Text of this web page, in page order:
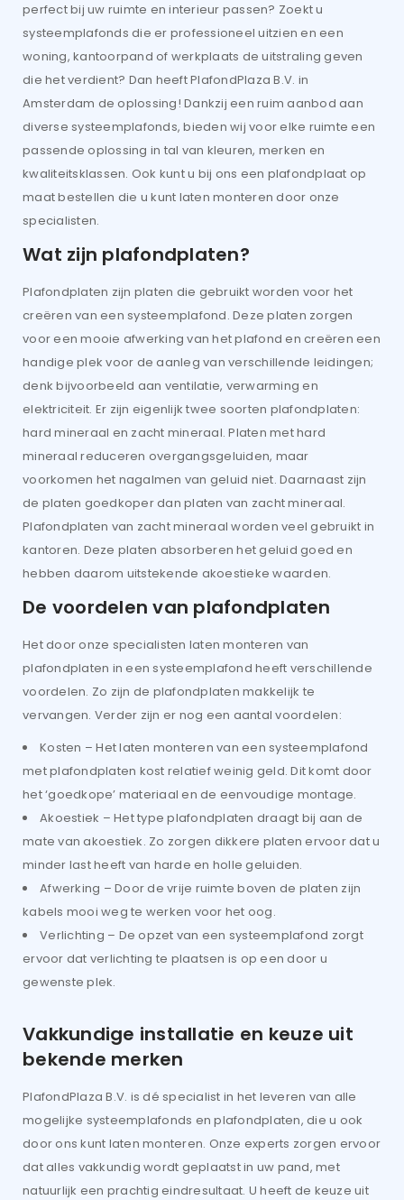
perfect bij uw ruimte en interieur passen? Zoekt u
systeemplafonds die er professioneel uitzien en een
woning, kantoorpand of werkplaats de uitstraling geven
die het verdient? Dan heeft PlafondPlaza B.V. in
Amsterdam de oplossing! Dankzij een ruim aanbod aan
diverse systeemplafonds, bieden wij voor elke ruimte een
passende oplossing in tal van kleuren, merken en
kwaliteitsklassen. Ook kunt u bij ons een plafondplaat op
maat bestellen die u kunt laten monteren door onze
specialisten.
Wat zijn plafondplaten?
Plafondplaten zijn platen die gebruikt worden voor het
creëren van een systeemplafond. Deze platen zorgen
voor een mooie afwerking van het plafond en creëren een
handige plek voor de aanleg van verschillende leidingen;
denk bijvoorbeeld aan ventilatie, verwarming en
elektriciteit. Er zijn eigenlijk twee soorten plafondplaten:
hard mineraal en zacht mineraal. Platen met hard
mineraal reduceren overgangsgeluiden, maar
voorkomen het nagalmen van geluid niet. Daarnaast zijn
de platen goedkoper dan platen van zacht mineraal.
Plafondplaten van zacht mineraal worden veel gebruikt in
kantoren. Deze platen absorberen het geluid goed en
hebben daarom uitstekende akoestieke waarden.
De voordelen van plafondplaten
Het door onze specialisten laten monteren van
plafondplaten in een systeemplafond heeft verschillende
voordelen. Zo zijn de plafondplaten makkelijk te
vervangen. Verder zijn er nog een aantal voordelen:
Kosten – Het laten monteren van een systeemplafond
met plafondplaten kost relatief weinig geld. Dit komt door
het ‘goedkope’ materiaal en de eenvoudige montage.
Akoestiek – Het type plafondplaten draagt bij aan de
mate van akoestiek. Zo zorgen dikkere platen ervoor dat u
minder last heeft van harde en holle geluiden.
Afwerking – Door de vrije ruimte boven de platen zijn
kabels mooi weg te werken voor het oog.
Verlichting – De opzet van een systeemplafond zorgt
ervoor dat verlichting te plaatsen is op een door u
gewenste plek.
Vakkundige installatie en keuze uit
bekende merken
PlafondPlaza B.V. is dé specialist in het leveren van alle
mogelijke systeemplafonds en plafondplaten, die u ook
door ons kunt laten monteren. Onze experts zorgen ervoor
dat alles vakkundig wordt geplaatst in uw pand, met
natuurlijk een prachtig eindresultaat. U heeft de keuze uit